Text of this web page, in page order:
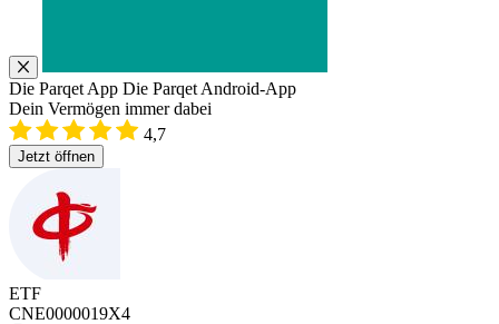
Die Parqet App Die Parqet Android-App
Dein Vermögen immer dabei
4,7
Jetzt öffnen
ETF
CNE0000019X4